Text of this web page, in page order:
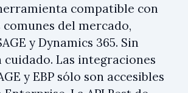
compatible con
comunes del mercado,
y Dynamics 365. Sin
cuidado. Las integraciones
y EBP sólo son accesibles